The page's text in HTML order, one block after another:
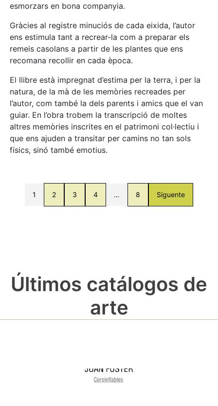
esmorzars en bona companyia.
Gràcies al registre minuciós de cada eixida, l’autor
ens estimula tant a recrear-la com a preparar els
remeis casolans a partir de les plantes que ens
recomana recollir en cada època.
El llibre està impregnat d’estima per la terra, i per la
natura, de la mà de les memòries recreades per
l’autor, com també la dels parents i amics que el van
guiar. En l’obra trobem la transcripció de moltes
altres memòries inscrites en el patrimoni col·lectiu i
que ens ajuden a transitar per camins no tan sols
físics, sinó també emotius.
1 2 3 4 … 8 Siguente
Últimos catálogos de
arte